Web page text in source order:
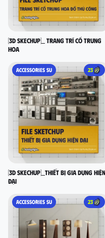
[3D SKECHUP]_ Trang trí cổ Trung
Hoa
ACCESSORIES SU 23
[3D SKECHUP]_Thiết bị gia dụng hiện
đại
ACCESSORIES SU 23